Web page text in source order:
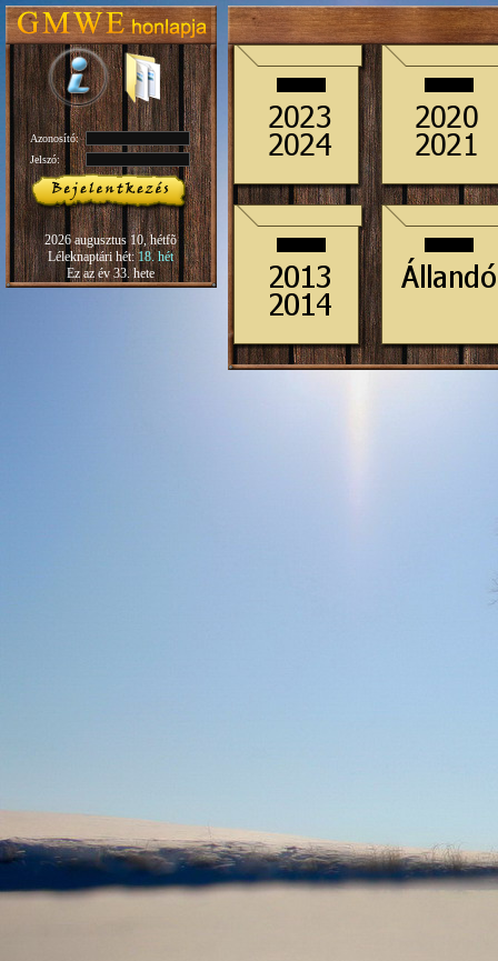
Azonosító:
Jelszó:
2026 augusztus 10, hétfõ
Léleknaptári hét:18. hét
Ez az év 33. hete